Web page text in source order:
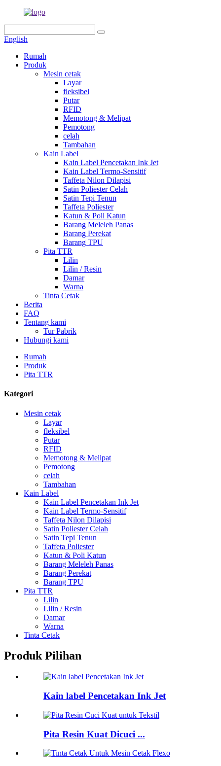
English
Rumah
Produk
Mesin cetak
Layar
fleksibel
Putar
RFID
Memotong & Melipat
Pemotong
celah
Tambahan
Kain Label
Kain Label Pencetakan Ink Jet
Kain Label Termo-Sensitif
Taffeta Nilon Dilapisi
Satin Poliester Celah
Satin Tepi Tenun
Taffeta Poliester
Katun & Poli Katun
Barang Meleleh Panas
Barang Perekat
Barang TPU
Pita TTR
Lilin
Lilin / Resin
Damar
Warna
Tinta Cetak
Berita
FAQ
Tentang kami
Tur Pabrik
Hubungi kami
Rumah
Produk
Pita TTR
Kategori
Mesin cetak
Layar
fleksibel
Putar
RFID
Memotong & Melipat
Pemotong
celah
Tambahan
Kain Label
Kain Label Pencetakan Ink Jet
Kain Label Termo-Sensitif
Taffeta Nilon Dilapisi
Satin Poliester Celah
Satin Tepi Tenun
Taffeta Poliester
Katun & Poli Katun
Barang Meleleh Panas
Barang Perekat
Barang TPU
Pita TTR
Lilin
Lilin / Resin
Damar
Warna
Tinta Cetak
Produk Pilihan
Kain label Pencetakan Ink Jet
Pita Resin Kuat Dicuci ...